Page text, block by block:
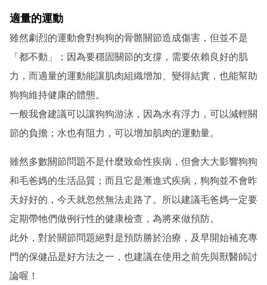
適量的運動
雖然劇烈的運動會對狗狗的骨骼關節造成傷害，但並不是
「都不動」；因為要穩固關節的支撐，需要依賴良好的肌
力，而適量的運動能讓肌肉組織增加、變得結實，也能幫助
狗狗維持健康的體態。
一般我會建議可以讓狗狗游泳，因為水有浮力，可以減輕關
節的負擔；水也有阻力，可以增加肌肉的運動量。
雖然多數關節問題不是什麼致命性疾病，但會大大影響狗狗
和毛爸媽的生活品質；而且它是漸進式疾病，狗狗並不會昨
天好好的，今天就忽然無法走路了。所以建議毛爸媽一定要
定期帶牠們做例行性的健康檢查，為將來做預防。
此外，對於關節問題絕對是預防勝於治療，及早開始補充專
門的保健品是好方法之一，也建議在使用之前先與獸醫師討
論喔！